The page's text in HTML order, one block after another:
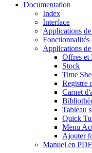
Documentation
Index
Interface
Applications
Fonctionnalités
Applications
Offres et
Stock
Time
Registre
Carnet
Tableau
Quick
Menu
Ajouter
Manuel en PDF